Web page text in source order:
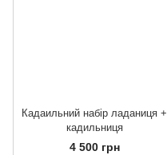
Кадаильний набір ладаниця +
кадильниця
4 500 грн